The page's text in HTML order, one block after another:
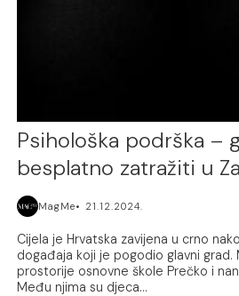
Psihološka podrška –
besplatno zatražiti u
MagMe 21.12.2024.
Cijela je Hrvatska zavijena u crno
događaja koji je pogodio glavni grad.
prostorije osnovne škole Prečko i
Među njima su djeca...